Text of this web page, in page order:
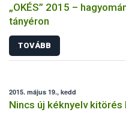
„OKÉS” 2015 –
tányéron
TOVÁBB
2015. május 19., kedd
Nincs új kéknyelv kitörés